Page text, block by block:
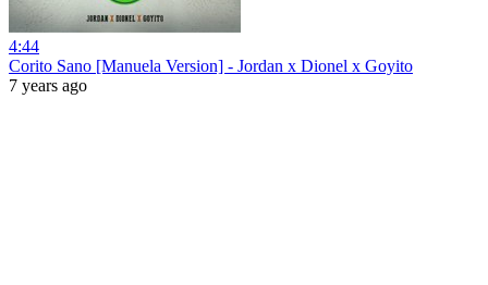
4:44
Corito Sano [Manuela Version] - Jordan x Dionel x Goyito
7 years ago